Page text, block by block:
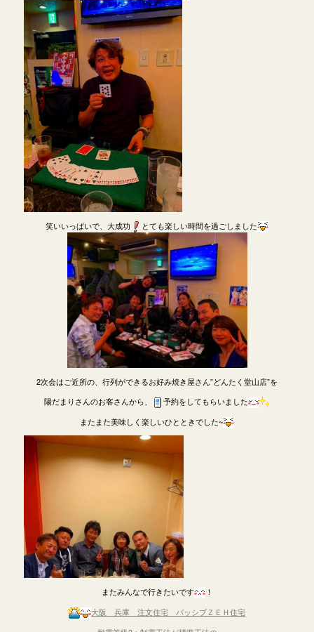
笑いいっぱいで、大成功 とても楽しい時間を過ごしました
2次会はご近所の、行列ができるお好み焼き屋さん”どんたく堂山店”を
陽だまりさんのお客さんから、
予約をしてもらいました
またまた美味しく楽しいひとときでした~
またみんなで行きたいです
！
大阪 兵庫 注文住宅 パッシブＺＥＨ住宅